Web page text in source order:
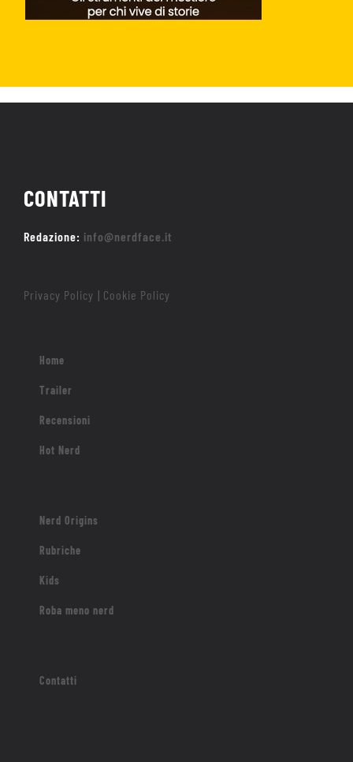
CONTATTI
Redazione: info@nerdface.it
Privacy Policy Cookie Policy
Home
Trailer
Recensioni
Hot Nerd
Nerd Origins
Rubriche
Kids
Roba meno nerd
Contatti